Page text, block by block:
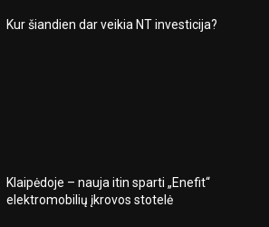
Kur šiandien dar veikia NT investicija?
Klaipėdoje – nauja itin sparti „Enefit“
elektromobilių įkrovos stotelė